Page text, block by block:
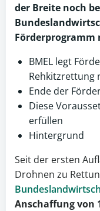
der Breite noch
Förderprogramm
BMEL legt
Rehkitzrettung
Ende der
Diese
erfüllen
Hintergrund
Seit der ersten
Drohnen zu
Anschaffung von